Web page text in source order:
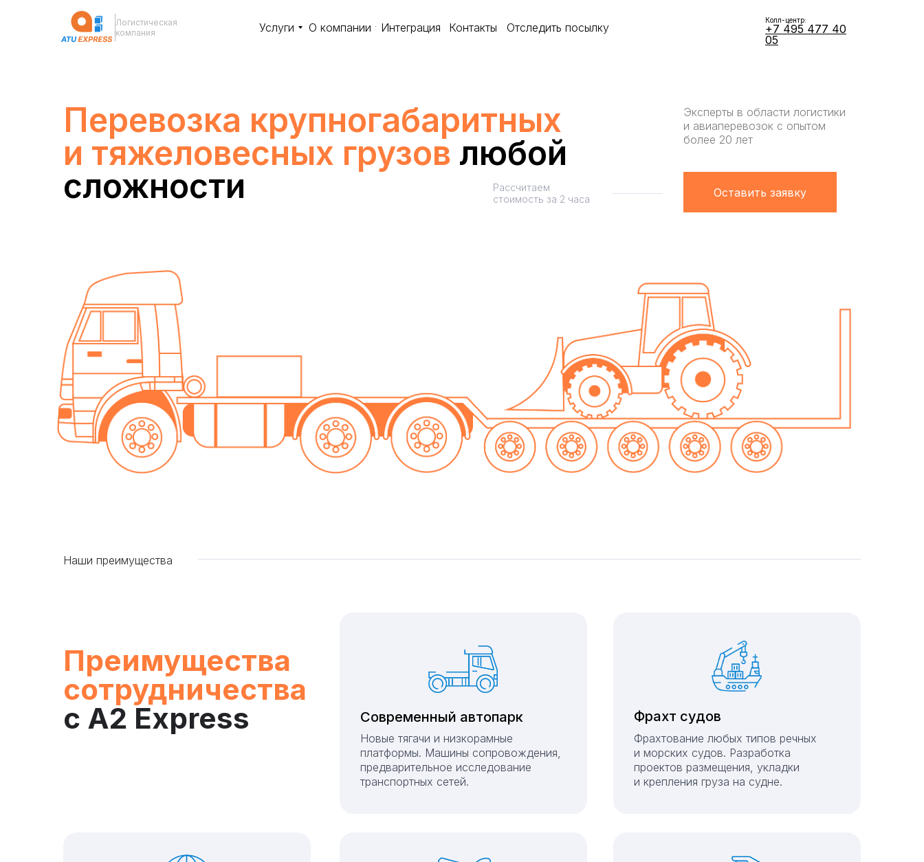
Колл-центр:
+7 495 477 40
05
Услуги О компании Интеграция Контакты Отследить посылку
Логистическая
компания
Перевозка крупногабаритных
и тяжеловесных грузов любой
сложности
Эксперты в области логистики
и авиаперевозок с опытом
более 20 лет
Оставить заявку
Рассчитаем
стоимость за 2 часа
Наши преимущества
Преимущества
сотрудничества
с А2 Express
Фрахтование любых типов речных
и морских судов. Разработка
проектов размещения, укладки
и крепления груза на судне.
Фрахт судов
Новые тягачи и низкорамные
платформы. Машины сопровождения,
предварительное исследование
транспортных сетей.
Современный автопарк